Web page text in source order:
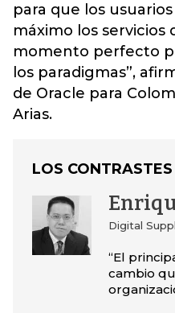
para que los
máximo los servicios
momento perfecto
los paradigmas”,
de Oracle para
Arias.
LOS CONTRASTES
Digital
“El
cambio